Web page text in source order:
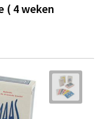
( 4 weken